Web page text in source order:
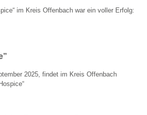
im Kreis Offenbach war ein voller Erfolg:
2025, findet im Kreis Offenbach